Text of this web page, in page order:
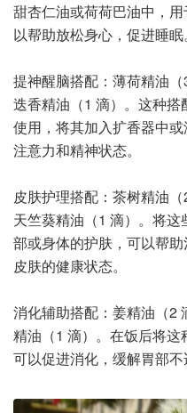
甜杏仁油或荷荷巴油中，
以帮助放松身心，促进睡眠。
提神醒脑搭配：薄荷精油
迭香精油（1 滴）。这种
使用，将其加入扩香器中
注意力和精神状态。
皮肤护理搭配：茶树精油
天竺葵精油（1 滴）。将
部或身体的护肤，可以帮
皮肤的健康状态。
消化辅助搭配：姜精油（2
精油（1 滴）。在饭后将这
可以促进消化，缓解胃部不